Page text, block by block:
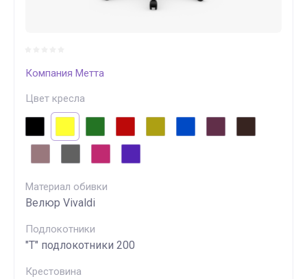
Компания Метта
Цвет кресла
Материал обивки
Велюр Vivaldi
Подлокотники
"Т" подлокотники 200
Крестовина